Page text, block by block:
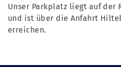
Unser Parkplatz liegt auf der
und ist über die Anfahrt
erreichen.